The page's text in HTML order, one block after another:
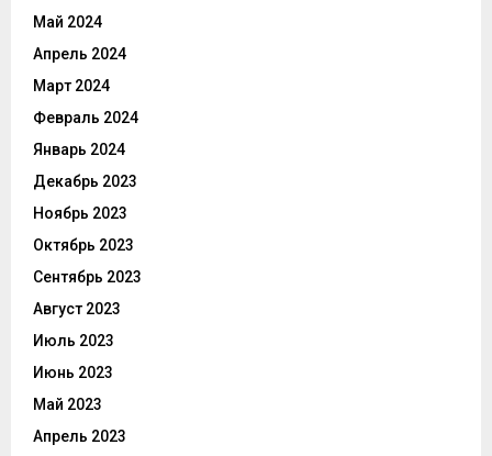
Май 2024
Апрель 2024
Март 2024
Февраль 2024
Январь 2024
Декабрь 2023
Ноябрь 2023
Октябрь 2023
Сентябрь 2023
Август 2023
Июль 2023
Июнь 2023
Май 2023
Апрель 2023